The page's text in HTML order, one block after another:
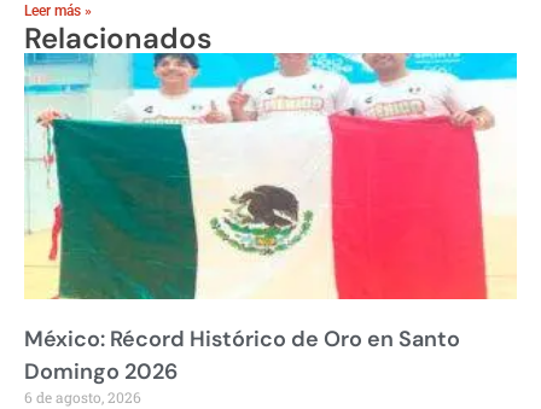
Leer más »
Relacionados
México: Récord Histórico de Oro en Santo
Domingo 2026
6 de agosto, 2026